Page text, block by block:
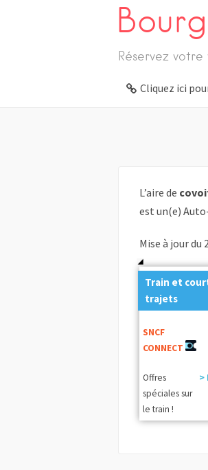
Réservez
Cliquez ici
L’aire de
est un(e)
Mise à jour du
Train et
trajets
SNCF
CONNECT
Offres
spéciales sur
le train !
>